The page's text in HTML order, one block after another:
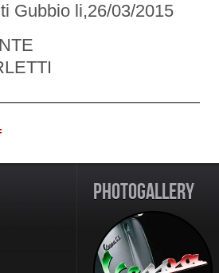
Gubbio li,26/03/2015
PHOTOGALLERY